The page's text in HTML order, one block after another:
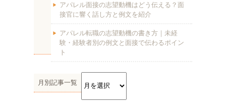
アパレル面接の志望動機はどう伝える？面
接官に響く話し方と例文を紹介
アパレル転職の志望動機の書き方｜未経
験・経験者別の例文と面接で伝わるポイン
ト
月別記事一覧